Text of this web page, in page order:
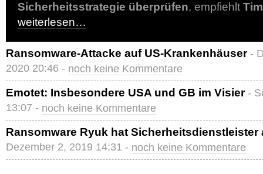
Sicherheitsstrategie überprüfen, empfiehlt
weiterlesen…
Ransomware-Attacke auf US-Krankenhäuser -
2020 20:46 - noch keine Kommentare
Emotet: Insbesondere USA und GB im Visier -
13:07 - noch keine Kommentare
Ransomware Ryuk hat Sicherheitsdienstleister
Dezember 2, 2019 14:31 - noch keine Kommentare